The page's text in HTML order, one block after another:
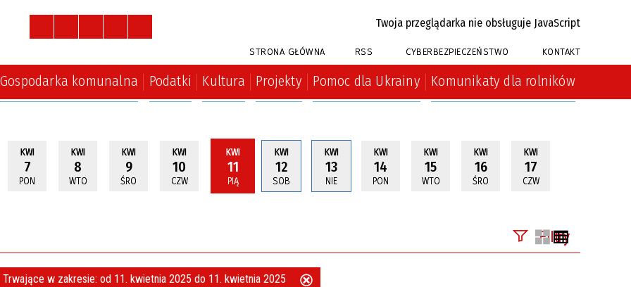
Twoja przeglądarka nie obsługuje JavaScript
STRONA GŁÓWNA RSS CYBERBEZPIECZEŃSTWO KONTAKT
Gospodarka komunalna Podatki Kultura Projekty Pomoc dla Ukrainy Komunikaty dla rolników
KWI
7
PON
KWI
8
WTO
KWI
9
ŚRO
KWI
10
CZW
KWI
11
PIĄ
KWI
12
SOB
KWI
13
NIE
KWI
14
PON
KWI
15
WTO
KWI
16
ŚRO
KWI
17
CZW
Filtry
Trwające w zakresie: od 11. kwietnia 2025 do 11. kwietnia 2025